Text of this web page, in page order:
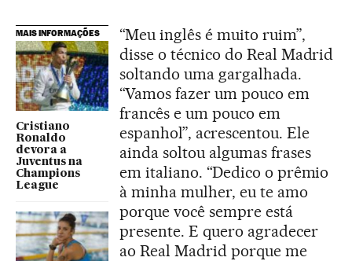
MAIS INFORMAÇÕES
Cristiano
Ronaldo
devora a
Juventus na
Champions
League
“Meu inglês é muito ruim”,
disse o técnico do Real Madrid
soltando uma gargalhada.
“Vamos fazer um pouco em
francês e um pouco em
espanhol”, acrescentou. Ele
ainda soltou algumas frases
em italiano. “Dedico o prêmio
à minha mulher, eu te amo
porque você sempre está
presente. E quero agradecer
ao Real Madrid porque me